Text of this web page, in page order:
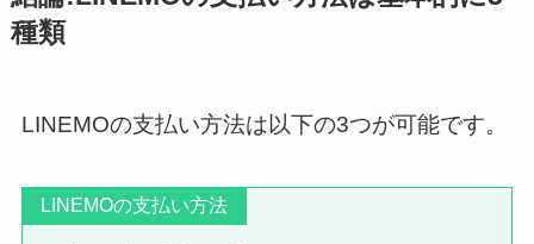
種類
LINEMOの支払い方法は以下の3つが可能です。
LINEMOの支払い方法